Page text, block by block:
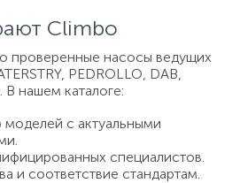
Climbo
проверенные насосы ведущих
PEDROLLO, DAB,
нашем каталоге:
с актуальными
специалистов.
и соответствие стандартам.